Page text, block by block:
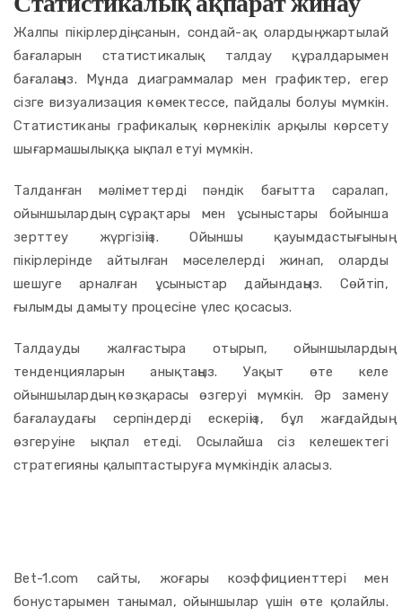
Жалпы пікірлердің санын, сондай-ақ олардың жартылай
бағаларын статистикалық талдау құралдарымен
бағалаңыз. Мұнда диаграммалар мен графиктер, егер
сізге визуализация көмектессе, пайдалы болуы мүмкін.
Статистиканы графикалық көрнекілік арқылы көрсету
шығармашылыққа ықпал етуі мүмкін.
Талданған мәліметтерді пәндік бағытта саралап,
ойыншылардың сұрақтары мен ұсыныстары бойынша
зерттеу жүргізіңіз. Ойыншы қауымдастығының
пікірлерінде айтылған мәселелерді жинап, оларды
шешуге арналған ұсыныстар дайындаңыз. Сөйтіп,
ғылымды дамыту процесіне үлес қосасыз.
Талдауды жалғастыра отырып, ойыншылардың
тенденцияларын анықтаңыз. Уақыт өте келе
ойыншылардың көзқарасы өзгеруі мүмкін. Әр замену
бағалаудағы серпіндерді ескеріңіз, бұл жағдайдың
өзгеруіне ықпал етеді. Осылайша сіз келешектегі
стратегияны қалыптастыруға мүмкіндік аласыз.
Bet-1.com сайты, жоғары коэффициенттері мен
бонустарымен танымал, ойыншылар үшін өте қолайлы.